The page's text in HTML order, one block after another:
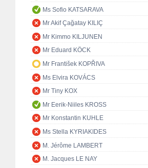
Ms Sofio KATSARAVA
Mr Akif Çağatay KILIÇ
Mr Kimmo KILJUNEN
Mr Eduard KÖCK
Mr František KOPŘIVA
Ms Elvira KOVÁCS
Mr Tiny KOX
Mr Eerik-Niiles KROSS
Mr Konstantin KUHLE
Ms Stella KYRIAKIDES
M. Jérôme LAMBERT
M. Jacques LE NAY